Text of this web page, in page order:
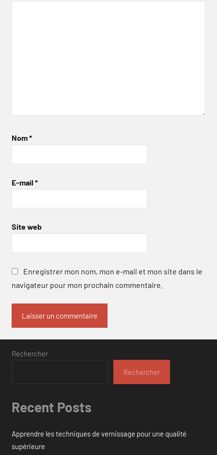
Nom*
E-mail *
Site web
Enregistrer mon nom, mon e-mail et mon site dans le
navigateur pour mon prochain commentaire.
Rechercher
Rechercher
Recent Posts
Apprendre les techniques de vernissage pour une qualité
supérieure